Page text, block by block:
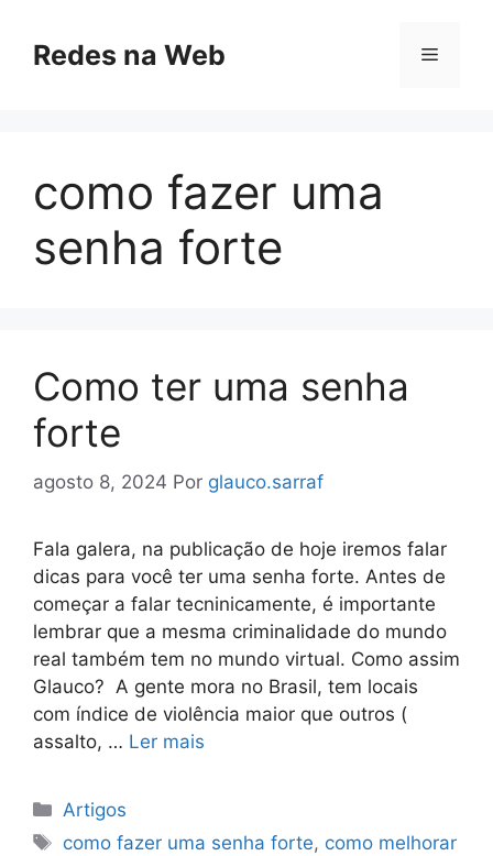
paraRedes na Web Menu
como fazer uma
senha forte
Como ter uma senha
forte
agosto 8, 2024 Por glauco.sarraf
Fala galera, na publicação de hoje iremos falar
dicas para você ter uma senha forte. Antes de
começar a falar tecninicamente, é importante
lembrar que a mesma criminalidade do mundo
real também tem no mundo virtual. Como assim
Glauco? A gente mora no Brasil, tem locais
com índice de violência maior que outros (
assalto, … Ler mais
Categorias
Artigos
Tags
como fazer uma senha forte, como melhorar